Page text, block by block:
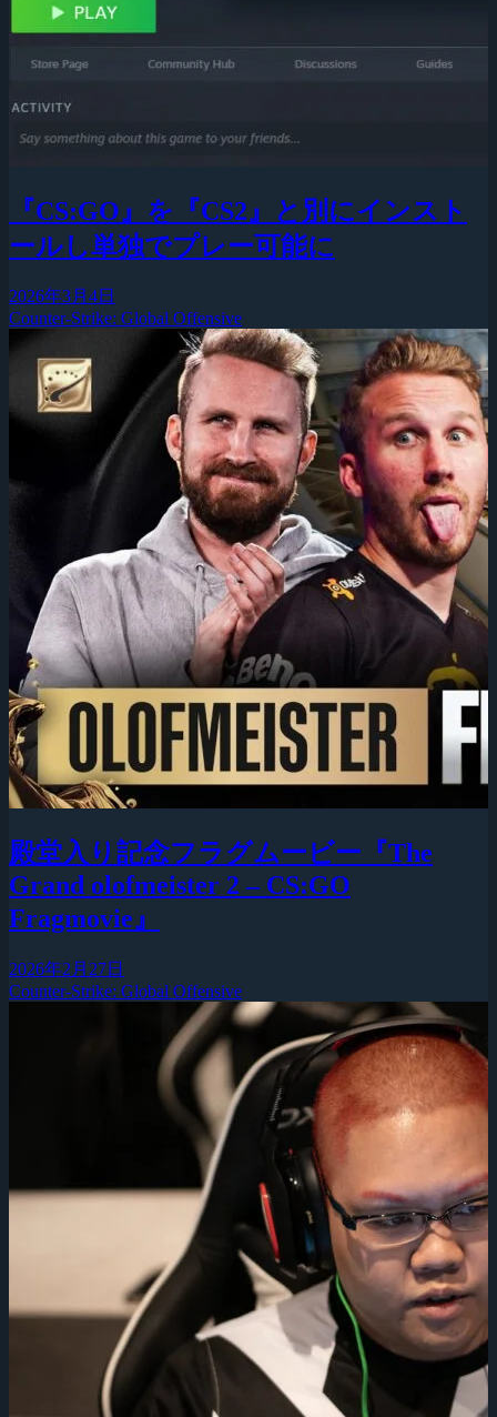
『CS:GO』を『CS2』と別にインスト
ールし単独でプレー可能に
2026年3月4日
Counter-Strike: Global Offensive
殿堂入り記念フラグムービー『The
Grand olofmeister 2 – CS:GO
Fragmovie』
2026年2月27日
Counter-Strike: Global Offensive